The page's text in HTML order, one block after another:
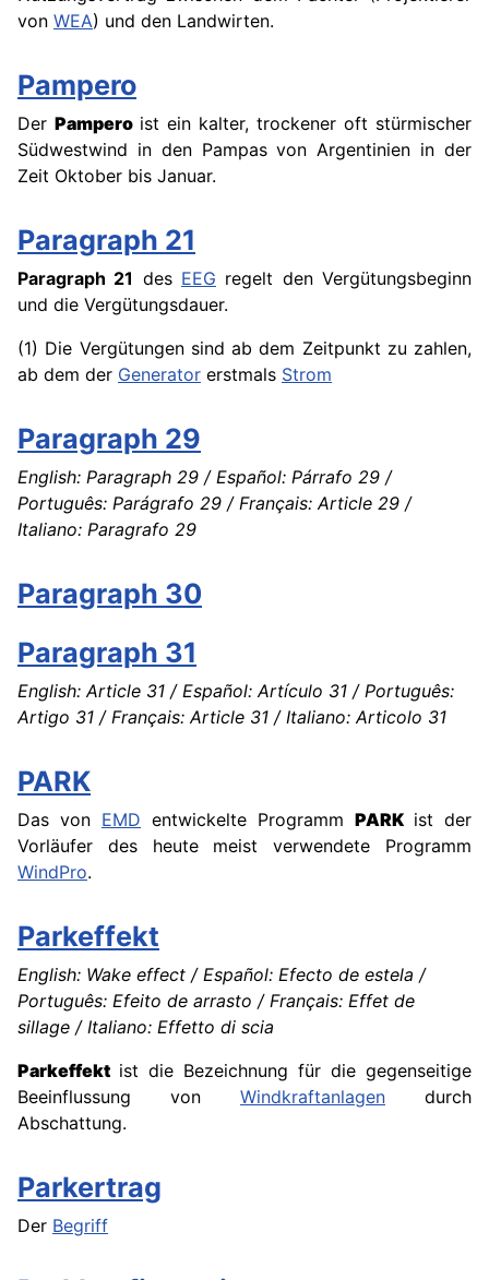
von WEA) und den Landwirten.
Pampero
Der Pampero ist ein kalter, trockener oft stürmischer
Südwestwind in den Pampas von Argentinien in der
Zeit Oktober bis Januar.
Paragraph 21
Paragraph 21 des EEG regelt den Vergütungsbeginn
und die Vergütungsdauer.
(1) Die Vergütungen sind ab dem Zeitpunkt zu zahlen,
ab dem der Generator erstmals Strom
Paragraph 29
English: Paragraph 29 / Español: Párrafo 29 /
Português: Parágrafo 29 / Français: Article 29 /
Italiano: Paragrafo 29
Paragraph 30
Paragraph 31
English: Article 31 / Español: Artículo 31 / Português:
Artigo 31 / Français: Article 31 / Italiano: Articolo 31
PARK
Das von EMD entwickelte Programm PARK ist der
Vorläufer des heute meist verwendete Programm
WindPro.
Parkeffekt
English: Wake effect / Español: Efecto de estela /
Português: Efeito de arrasto / Français: Effet de
sillage / Italiano: Effetto di scia
Parkeffekt ist die Bezeichnung für die gegenseitige
Beeinflussung von Windkraftanlagen durch
Abschattung.
Parkertrag
Der Begriff